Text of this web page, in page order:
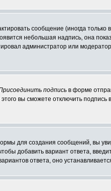
сообщение (иногда только
небольшая надпись, она
администратор или
подпись в форме
вы сможете отключить подпись
для создания сообщений, вы
добавить вариант ответа,
ответа, оно